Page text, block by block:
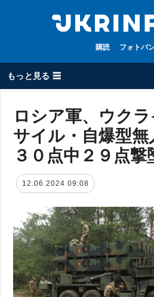
購読 フォトバ
もっと見る ☰
全てのトピック
戦争
政治
経済・復興
防衛
社会・文化
スポーツ
犯罪
ロシア軍、ウク
サイル・自爆型
３０点中２９点撃
12.06.2024 09:08